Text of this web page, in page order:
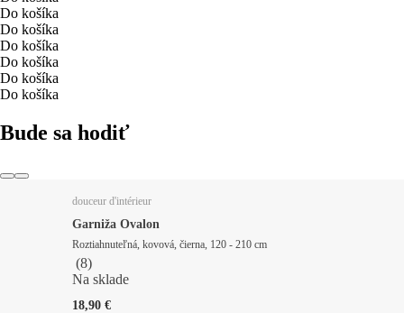
Do košíka
Do košíka
Do košíka
Do košíka
Do košíka
Do košíka
Bude sa hodiť
douceur d'intérieur
Garniža Ovalon
Roztiahnuteľná, kovová, čierna, 120 - 210 cm
(8)
Na sklade
18,90 €